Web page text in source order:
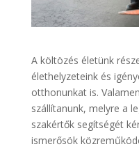
A költözés életünk
élethelyzeteink és
otthonunkat is.
szállítanunk, melyre a
szakértők segítségét
ismerősök